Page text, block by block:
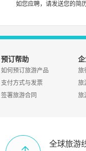
如您应聘，请发送您的简
预订帮助
如何预订旅游产品
支付方式与发票
签署旅游合同
旅
旅
旅
全球旅游